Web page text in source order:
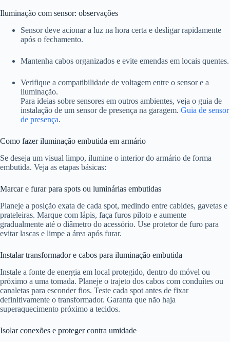
Iluminação com sensor: observações
Sensor deve acionar a luz na hora certa e desligar rapidamente
após o fechamento.
Mantenha cabos organizados e evite emendas em locais quentes.
Verifique a compatibilidade de voltagem entre o sensor e a
iluminação.
Para ideias sobre sensores em outros ambientes, veja o guia de
instalação de um sensor de presença na garagem. Guia de sensor
de presença.
Como fazer iluminação embutida em armário
Se deseja um visual limpo, ilumine o interior do armário de forma
embutida. Veja as etapas básicas:
Marcar e furar para spots ou luminárias embutidas
Planeje a posição exata de cada spot, medindo entre cabides, gavetas e
prateleiras. Marque com lápis, faça furos piloto e aumente
gradualmente até o diâmetro do acessório. Use protetor de furo para
evitar lascas e limpe a área após furar.
Instalar transformador e cabos para iluminação embutida
Instale a fonte de energia em local protegido, dentro do móvel ou
próximo a uma tomada. Planeje o trajeto dos cabos com conduítes ou
canaletas para esconder fios. Teste cada spot antes de fixar
definitivamente o transformador. Garanta que não haja
superaquecimento próximo a tecidos.
Isolar conexões e proteger contra umidade